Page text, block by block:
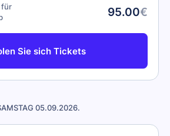
95.00€
Sie sich Tickets
05.09.2026.